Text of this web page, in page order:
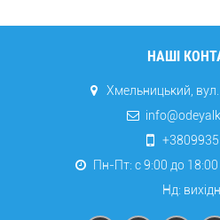
НАШІ
Хмельницький,
Пн-Пт: с 9:00 до
Нд: